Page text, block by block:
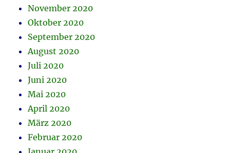
November 2020
Oktober 2020
September 2020
August 2020
Juli 2020
Juni 2020
Mai 2020
April 2020
März 2020
Februar 2020